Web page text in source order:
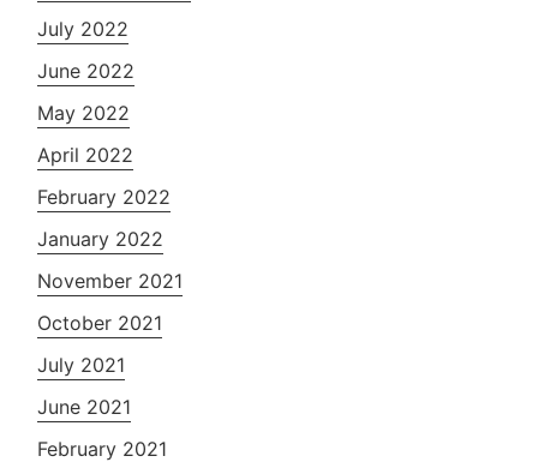
July 2022
June 2022
May 2022
April 2022
February 2022
January 2022
November 2021
October 2021
July 2021
June 2021
February 2021